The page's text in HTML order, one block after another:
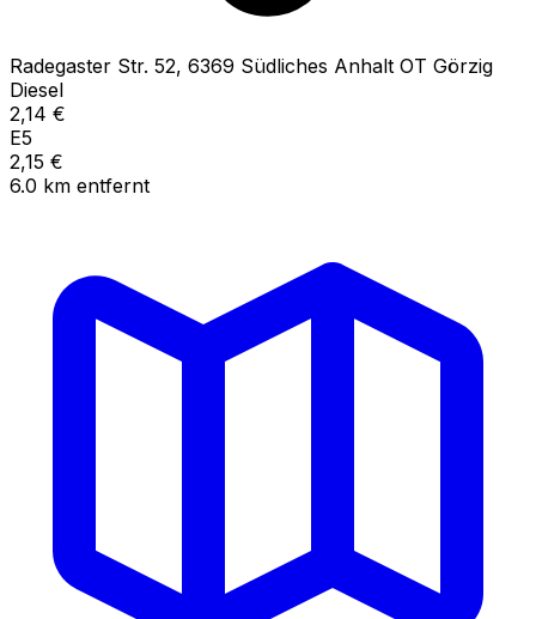
Radegaster Str. 52, 6369 Südliches Anhalt OT Görzig
Diesel
2,14 €
E5
2,15 €
6.0 km entfernt